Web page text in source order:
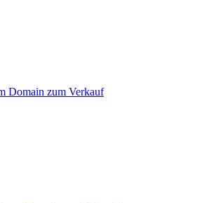
Domain zum Verkauf